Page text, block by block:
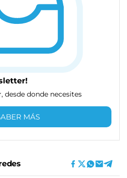
desde donde necesites
MÁS